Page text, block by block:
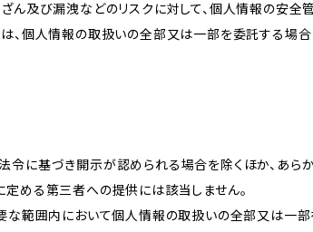
ん及び漏洩などのリスクに対して、個人情報の安全
は、個人情報の取扱いの全部又は一部を委託する場
令に基づき開示が認められる場合を除くほか、あ
定める第三者への提供には該当しません。
要な範囲内において個人情報の取扱いの全部又は一